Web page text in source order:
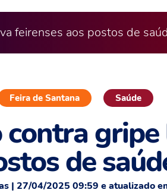
feirenses aos postos de
Feira de Santana Saúde
de
| 27/04/2025 09:59 e atualizado